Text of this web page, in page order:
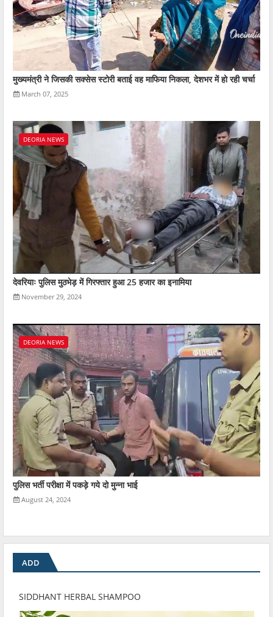
मुख्यमंत्री ने जिसकी सक्सेस स्टोरी बताई वह माफिया निकला, देशभर में हो रही चर्चा
March 07, 2025
DEORIA NEWS
देवरियाः पुलिस मुठभेड़ में गिरफ्तार हुआ 25 हजार का इनामिया
November 29, 2024
DEORIA NEWS
पुलिस भर्ती परीक्षा में पकड़े गये दो मुन्ना भाई
August 24, 2024
ADD
SIDDHANT HERBAL SHAMPOO